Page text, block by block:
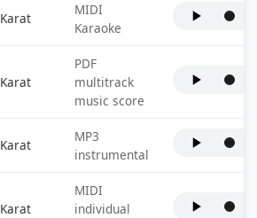
Karat
MIDI
Karaoke
Karat
PDF
multitrack
music score
Karat
MP3
instrumental
Karat
MIDI
individual